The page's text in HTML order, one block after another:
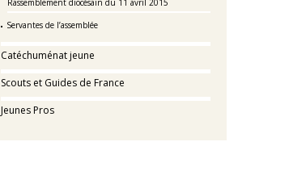
Rassemblement diocésain du 11 avril 2015
Servantes de l’assemblée
Catéchuménat jeune
Scouts et Guides de France
Jeunes Pros